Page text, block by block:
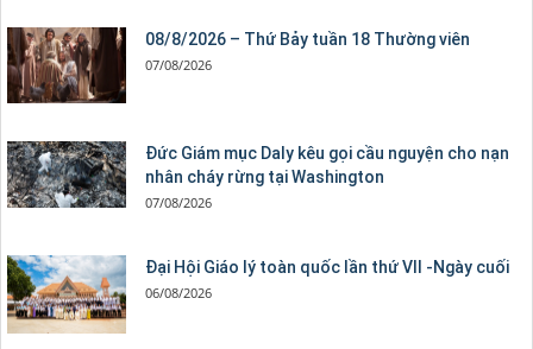
08/8/2026 – Thứ Bảy tuần 18 Thường viên
07/08/2026
Đức Giám mục Daly kêu gọi cầu nguyện cho nạn
nhân cháy rừng tại Washington
07/08/2026
Đại Hội Giáo lý toàn quốc lần thứ VII -Ngày cuối
06/08/2026